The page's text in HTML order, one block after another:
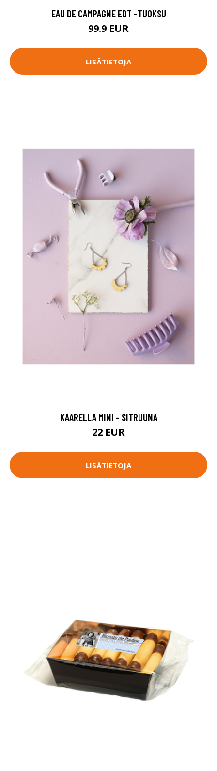
EAU DE CAMPAGNE EDT -TUOKSU
99.9 EUR
LISÄTIETOJA
KAARELLA MINI - SITRUUNA
22 EUR
LISÄTIETOJA